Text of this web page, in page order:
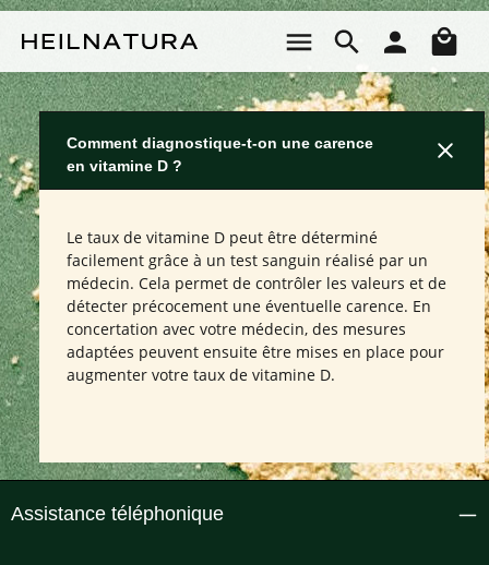
Comment diagnostique-t-on une carence
en vitamine D ?
Le taux de vitamine D peut être déterminé
facilement grâce à un test sanguin réalisé par un
médecin. Cela permet de contrôler les valeurs et de
détecter précocement une éventuelle carence. En
concertation avec votre médecin, des mesures
adaptées peuvent ensuite être mises en place pour
augmenter votre taux de vitamine D.
Assistance téléphonique